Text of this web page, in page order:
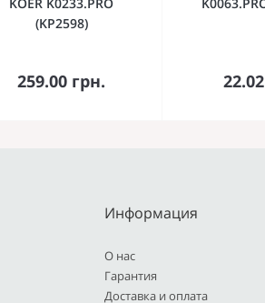
(KP2598)
259.00 грн.
В корзину В
Информация
О нас
Гарантия
Доставка и оплата